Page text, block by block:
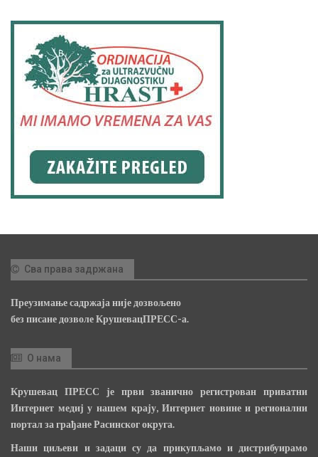
Сва права задржана
Преузимање садржаја није дозвољено
без писане дозволе КрушевацПРЕСС-а.
О нама
Крушевац ПРЕСС је први званично регистрован приватни
Интернет медиј у нашем крају, Интернет новине и регионални
портал за грађане Расинског округа.
Наши циљеви и задаци су да прикупљамо и дистрибуирамо